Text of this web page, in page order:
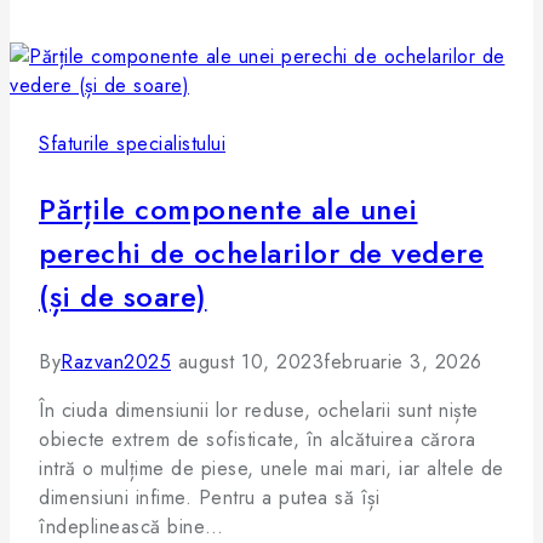
Sfaturile specialistului
Părțile componente ale unei
perechi de ochelarilor de vedere
(și de soare)
ByRazvan2025 august 10, 2023februarie 3, 2026
În ciuda dimensiunii lor reduse, ochelarii sunt niște
obiecte extrem de sofisticate, în alcătuirea cărora
intră o mulțime de piese, unele mai mari, iar altele de
dimensiuni infime. Pentru a putea să își
îndeplinească bine…